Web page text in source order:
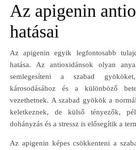
Az apigenin
hatásai
Az apigenin egyik legfontosabb
hatása. Az antioxidánsok olyan
semlegesíteni a szabad
károsodásához és a különböző
vezethetnek. A szabad gyökök a
keletkeznek, de külső tényezők,
dohányzás és a stressz is elősegítik a
Az apigenin képes csökkenteni a